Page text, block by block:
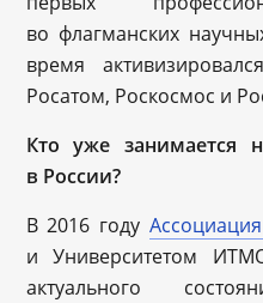
во флагманских
время
Росатом, Роскосмос и
Кто уже занимается
в России?
В 2016 году
и Университетом
актуального